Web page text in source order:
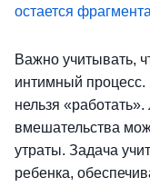
остается
Важно учитывать,
интимный процесс.
нельзя
вмешательства
утраты. Задача
ребенка,